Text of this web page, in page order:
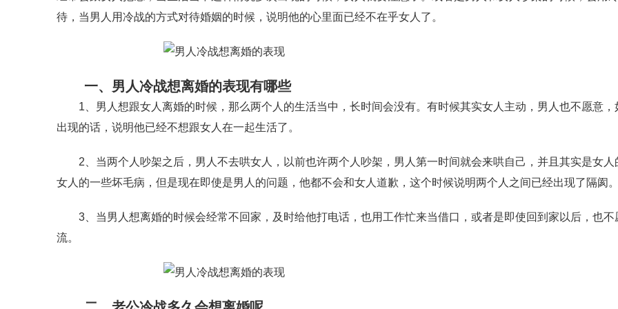
待，当男人用冷战的方式对待婚姻的时候，说明他的心里面已经不在乎女人了。
一、男人冷战想离婚的表现有哪些
1、男人想跟女人离婚的时候，那么两个人的生活当中，长时间会没有。有时候其实女人主动，男人也不愿意，
出现的话，说明他已经不想跟女人在一起生活了。
2、当两个人吵架之后，男人不去哄女人，以前也许两个人吵架，男人第一时间就会来哄自己，并且其实是女人
女人的一些坏毛病，但是现在即使是男人的问题，他都不会和女人道歉，这个时候说明两个人之间已经出现了隔阂
3、当男人想离婚的时候会经常不回家，及时给他打电话，也用工作忙来当借口，或者是即使回到家以后，也不
流。